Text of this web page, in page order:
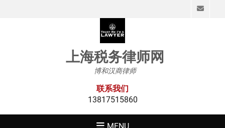
上海税务律师网
博和汉商律师
联系我们
13817515860